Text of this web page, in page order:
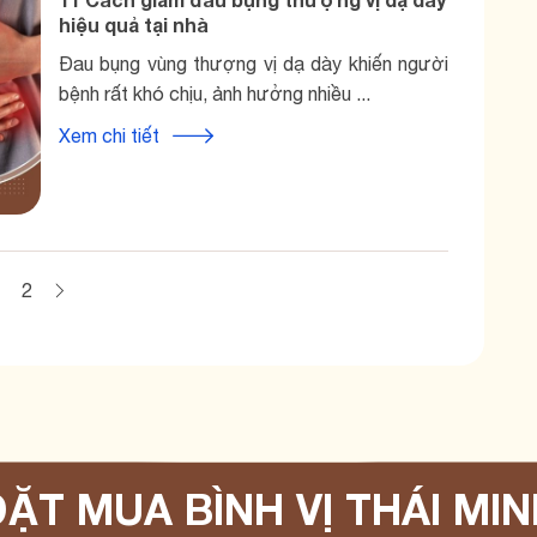
hiệu quả tại nhà
Đau bụng vùng thượng vị dạ dày khiến người
bệnh rất khó chịu, ảnh hưởng nhiều ...
Xem chi tiết
2
MUA BÌNH VỊ THÁI